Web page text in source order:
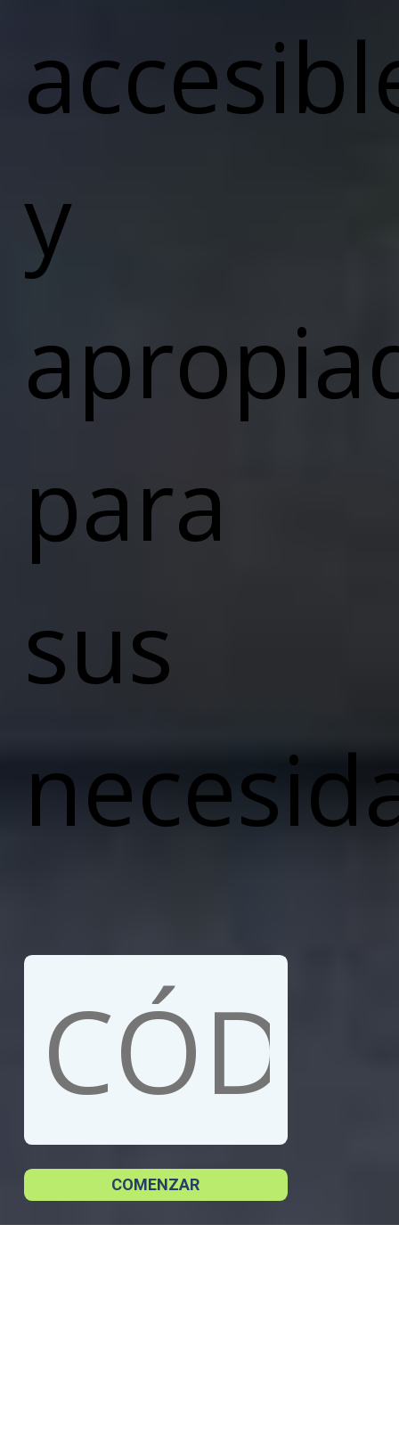
y
para
sus
COMENZAR